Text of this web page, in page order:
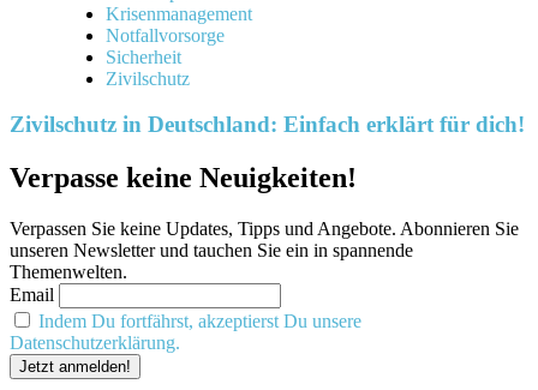
Krisenmanagement
Notfallvorsorge
Sicherheit
Zivilschutz
Zivilschutz in Deutschland: Einfach erklärt für dich!
Verpasse keine Neuigkeiten!
Verpassen Sie keine Updates, Tipps und Angebote. Abonnieren Sie
unseren Newsletter und tauchen Sie ein in spannende
Themenwelten.
Email
Indem Du fortfährst, akzeptierst Du unsere
Datenschutzerklärung.